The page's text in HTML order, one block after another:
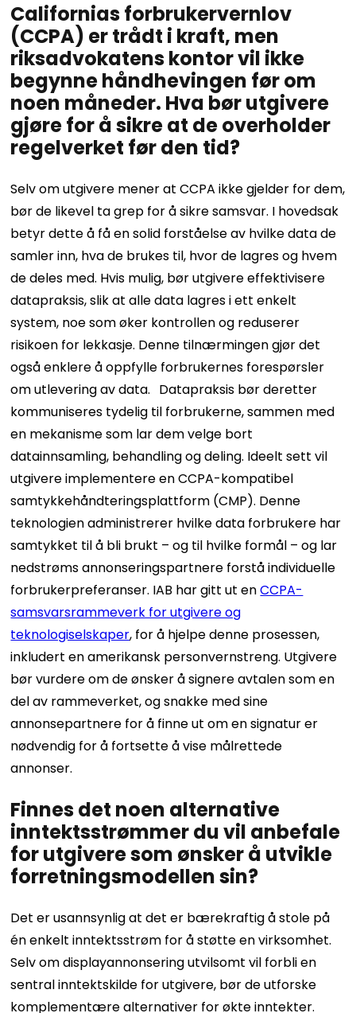
Californias forbrukervernlov
(CCPA) er trådt i kraft, men
riksadvokatens kontor vil ikke
begynne håndhevingen før om
noen måneder. Hva bør utgivere
gjøre for å sikre at de overholder
regelverket før den tid?
Selv om utgivere mener at CCPA ikke gjelder for dem,
bør de likevel ta grep for å sikre samsvar. I hovedsak
betyr dette å få en solid forståelse av hvilke data de
samler inn, hva de brukes til, hvor de lagres og hvem
de deles med. Hvis mulig, bør utgivere effektivisere
datapraksis, slik at alle data lagres i ett enkelt
system, noe som øker kontrollen og reduserer
risikoen for lekkasje. Denne tilnærmingen gjør det
også enklere å oppfylle forbrukernes forespørsler
om utlevering av data. Datapraksis bør deretter
kommuniseres tydelig til forbrukerne, sammen med
en mekanisme som lar dem velge bort
datainnsamling, behandling og deling. Ideelt sett vil
utgivere implementere en CCPA-kompatibel
samtykkehåndteringsplattform (CMP). Denne
teknologien administrerer hvilke data forbrukere har
samtykket til å bli brukt – og til hvilke formål – og lar
nedstrøms annonseringspartnere forstå individuelle
forbrukerpreferanser. IAB har gitt ut enCCPA-
samsvarsrammeverk for utgivere og
teknologiselskaper, for å hjelpe denne prosessen,
inkludert en amerikansk personvernstreng. Utgivere
bør vurdere om de ønsker å signere avtalen som en
del av rammeverket, og snakke med sine
annonsepartnere for å finne ut om en signatur er
nødvendig for å fortsette å vise målrettede
annonser.
Finnes det noen alternative
inntektsstrømmer du vil anbefale
for utgivere som ønsker å utvikle
forretningsmodellen sin?
Det er usannsynlig at det er bærekraftig å stole på
én enkelt inntektsstrøm for å støtte en virksomhet.
Selv om displayannonsering utvilsomt vil forbli en
sentral inntektskilde for utgivere, bør de utforske
komplementære alternativer for økte inntekter.